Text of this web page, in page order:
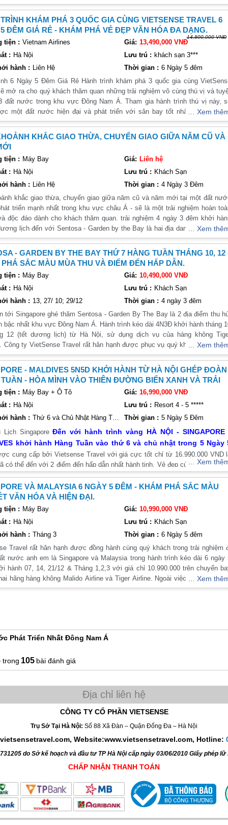
phố ngon và đa dạng. Bạn có thể thưởng thức những món ăn như
tại các khu chợ đêm như Newton Food Centre hay Lau Pa Sat.
Singapore cũng có rất nhiều nhà hàng đẳng cấp. Một trong những
hàng tốt nhất thế giới. Ngoài ra, còn có những nhà hàng đa văn hóa
như Tiger Beer, một loại bia nổi tiếng của đất nước này. Ngoài ra, còn
Hà Nội
bị sẵn cho mình một chuyến đi đầy thú vị và đặc biệt.
tại Singapore vào dịp lễ 30/4 và 1/5. Trong suốt một tháng, thành phố sẽ
trúc sẽ được chiếu sáng theo những chủ đề khác nhau. Du khách có thể
đến như Marina Bay, Gardens by the Bay và Clarke Quay.
và được tổ chức vào tháng 5 hàng năm tại Singapore. Tại đây, du
và lễ cầu siêu cho các linh hồn đã khuất.
ăn đặc trưng để chào đón du khách. Bạn có thể thưởng thức những món
văn hóa, ẩm thực và kiến trúc. Nơi đây không chỉ có những điểm đến
bạn muốn khám phá Singapore, hãy lên kế hoạch cho một chuyến đi tuyệt
hoạt động đặc biệt vào dịp lễ 30/4 và 1/5. Chúc bạn có một chuyến đi
mà hơn hết còn được thưởng thức nền ẩm thực vô cùng hấp dẫn và
KHÁM PHÁ 3 QUỐC GIA CÙNG VIETSENSE TRAVEL 6
ĐÊM GIÁ RẺ - KHÁM PHÁ VẺ ĐẸP VĂN HÓA ĐA DẠNG.
tiện : Vietnam Airlines Giá:
14,800,000 VNĐ
13,490,000 VNĐ
: Hà Nội Lưu trú : khách sạn 3***
hành :
Liên Hệ Thời gian : 6 Ngày 5 đêm
Đêm Giá Rẻ Hành trình khám phá 3 quốc gia cùng VietSense
mở ra cho quý khách thăm quan những trải nghiệm vô cùng thú vị và
đất nước trong khu vực Đông Nam Á. Tham gia hành trình thú vị này, sẽ
một đất nước hiện đại và phát triển với sân bay tốt nhất thế giới,
cây khổng lồ đầy cuốn hút, một Malaysia với khu phố cổ Malaca đặc
văn hóa đa dạng, một Indonesia với cao nguyên Genting đầy thơ mộng hay
hấp dẫn và sôi động,..Tất cả sẽ gói gọn trong chuyến hành trình trong
Xem
KHẮC GIAO THỪA, CHUYỂN GIAO GIỮA NĂM CŨ VÀ
tiện : Máy Bay Giá: Liên hệ
: Hà Nội Lưu trú : Khách Sạn
hành : Liên Hệ Thời gian : 4 Ngày 3 Đêm
khắc giao thừa, chuyển giao giữa năm cũ và năm mới tại một đất nước
triển mạnh nhất trong khu vực châu Á - sẽ là một trải nghiệm hoàn
đáo dành cho khách thăm quan. trải nghiệm 4 ngày 3 đêm khởi hành
by the Bay là hai địa danh nổi tiếng, thu
hút được sự chú ý của đông đảo Lữ khách thập phương.
Xem
- GARDEN BY THE BAY THỨ 7 HÀNG TUẦN THÁNG 10, 12
SẮC MÀU MÙA THU VÀ ĐIỂM ĐẾN HẤP DẪN.
tiện : Máy Bay Giá: 10,490,000 VNĐ
: Hà Nội Lưu trú : Khách Sạn
hành : 13, 27/ 10; 29/12 Thời gian : 4 ngày 3 đêm
tới Singapore ghé thăm Sentosa - Garden By The Bay là 2 địa điểm thu
10
12 (tết dương lịch) từ Hà Nội, sử dụng dịch vụ của hàng không
Công ty VietSense Travel rất hân hạnh được phục vụ quý khách đến để
quốc gia được mệnh danh sạch bậc nhất thế giới.
Xem
- MALDIVES 5N5D KHỞI HÀNH TỪ HÀ NỘI GHÉP ĐOÀN
- HÒA MÌNH VÀO THIÊN ĐƯỜNG BIỂN XANH VÀ TRẢI
TUYỆT VỜI.
tiện : Máy Bay + Ô Tô Giá: 16,990,000 VNĐ
: Hà Nội Lưu trú : Resort 4 - 5 *****
hành : Thứ 6 và Chủ Nhật Hàng Tuần Thời gian : 5 Ngày 5 Đêm
Lịch SingaporeĐến với hành trình vàng HÀ NỘI - SINGAPORE
khởi hành Hàng Tuần vào thứ 6 và chủ nhật trong 5 Ngày
cung cấp bởi Vietsense Travel với giá cực tốt chỉ từ 16.990.000 VND
có thể đến với 2 điểm đến hấp dẫn nhất hành tinh. Vẻ đẹp của Đảo quốc
!
Xem
VÀ MALAYSIA 6 NGÀY 5 ĐÊM - KHÁM PHÁ SẮC MÀU
VĂN HÓA VÀ HIỆN ĐẠI.
tiện : Máy Bay Giá: 10,990,000 VNĐ
: Hà Nội Lưu trú : Khách Sạn
hành : Tháng 3 Thời gian : 6 Ngày 5 đêm
Travel rất hân hạnh được đồng hành cùng quý khách trong trải nghiệm đi
nước anh em là Singapore và Malaysia trong hành trình kéo dài 6 ngày
hành 07, 14, 21/12 & Tháng 1,2,3 với giá chỉ 10.990.000 trên chuyến
hãng hàng không Malido Airline và Tiger Airline. Ngoài việc đến khám
danh chuyến đi hấp dẫn, quý vị còn nếm những món ăn ngon mang
Xem
Phát Triển Nhất Đông Nam Á
105 bài đánh giá
CÔNG TY CỔ PHẦN VIETSENSE
Trụ Sở Tại Hà Nội: Số 88 Xã Đàn – Quận Đống Đa – Hà Nội
Website:www.vietsensetravel.com, Hotline:
do Sở kế hoạch và đầu tư TP Hà Nội cấp ngày 03/06/2010 Giấy phép lữ
CHẤP NHẬN THANH TOÁN